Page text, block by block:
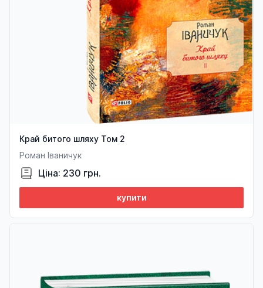
Край битого шляху Том 2
Роман Іваничук
Ціна: 230 грн.
купити